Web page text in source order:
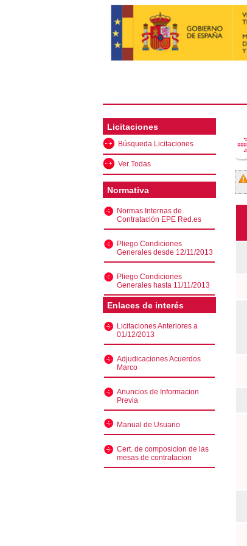
Licitaciones
Búsqueda Licitaciones
Ver Todas
Normativa
Normas Internas de
Contratación EPE Red.es
Pliego Condiciones
Generales desde 12/11/2013
Pliego Condiciones
Generales hasta 11/11/2013
Enlaces de interés
Licitaciones Anteriores a
01/12/2013
Adjudicaciones Acuerdos
Marco
Anuncios de Informacion
Previa
Manual de Usuario
Cert. de composicion de las
mesas de contratacion